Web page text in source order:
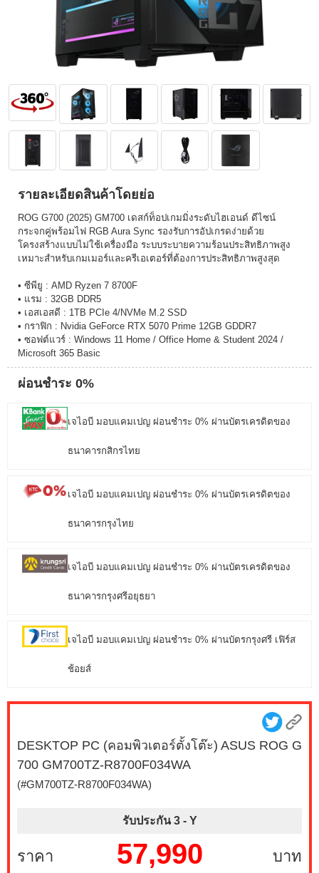
รายละเอียดสินค้าโดยย่อ
ROG G700 (2025) GM700 เดสก์ท็อปเกมมิ่งระดับไฮเอนด์ ดีไซน์
กระจกคู่พร้อมไฟ RGB Aura Sync รองรับการอัปเกรดง่ายด้วย
โครงสร้างแบบไม่ใช้เครื่องมือ ระบบระบายความร้อนประสิทธิภาพสูง
เหมาะสำหรับเกมเมอร์และครีเอเตอร์ที่ต้องการประสิทธิภาพสูงสุด
• ซีพียู : AMD Ryzen 7 8700F
• แรม : 32GB DDR5
• เอสเอสดี : 1TB PCIe 4/NVMe M.2 SSD
• กราฟิก : Nvidia GeForce RTX 5070 Prime 12GB GDDR7
• ซอฟต์แวร์ : Windows 11 Home / Office Home & Student 2024 /
Microsoft 365 Basic
ผ่อนชำระ 0%
เจไอบี มอบแคมเปญ ผ่อนชำระ 0% ผ่านบัตรเครดิตของ
ธนาคารกสิกรไทย
เจไอบี มอบแคมเปญ ผ่อนชำระ 0% ผ่านบัตรเครดิตของ
ธนาคารกรุงไทย
เจไอบี มอบแคมเปญ ผ่อนชำระ 0% ผ่านบัตรเครดิตของ
ธนาคารกรุงศรีอยุธยา
เจไอบี มอบแคมเปญ ผ่อนชำระ 0% ผ่านบัตรกรุงศรี เฟิร์ส
ช้อยส์
DESKTOP PC (คอมพิวเตอร์ตั้งโต๊ะ) ASUS ROG G
700 GM700TZ-R8700F034WA
(#GM700TZ-R8700F034WA)
รับประกัน 3 - Y
ราคา บาท
57,990